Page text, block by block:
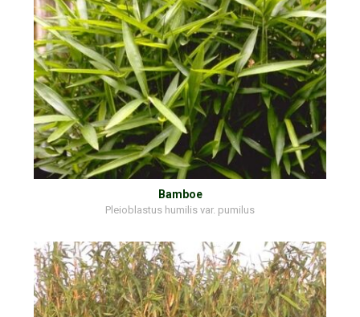
Bamboe
Pleioblastus humilis var. pumilus